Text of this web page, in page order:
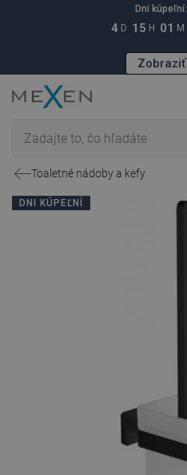
Dni kúpeľní:
4 D 15 H 01 M
Zobraziť
Toaletné nádoby a kefy
DNI KÚPEĽNÍ